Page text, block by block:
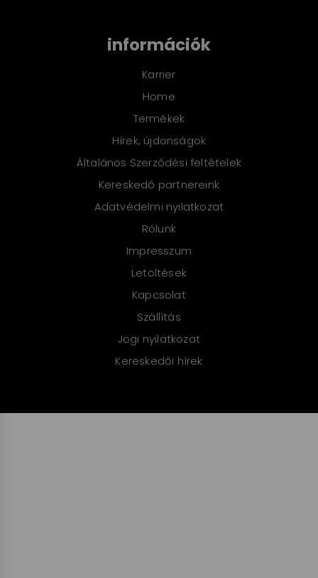
információk
Karrier
Home
Termékek
Hírek, újdonságok
Általános Szerződési feltételek
Kereskedő partnereink
Adatvédelmi nyilatkozat
Rólunk
Impresszum
Letöltések
Kapcsolat
Szállítás
Jogi nyilatkozat
Kereskedői hírek